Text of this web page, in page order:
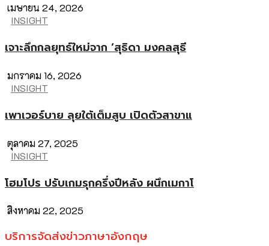
เมษายน 24, 2026
INSIGHT
เจาะลึกกลยุทธ์ใหม่จาก ‘สุธิดา มงคลสุธี
มกราคม 16, 2026
INSIGHT
เพาเวอร์บาย ลุยใต้เต็มสูบ เปิดตัวสาขาแ
ตุลาคม 27, 2025
INSIGHT
โฮมโปร ปรับเกมรุกครึ่งปีหลัง ผนึกเมกาโ
สิงหาคม 22, 2025
บริการจัดส่งข่าวภาษาอังกฤษ